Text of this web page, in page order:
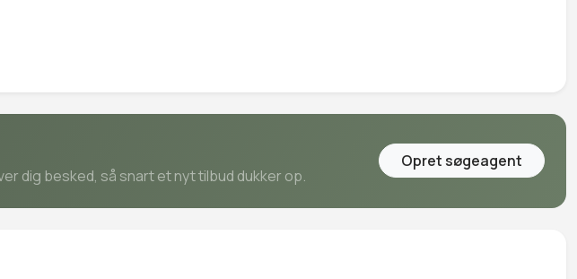
dig besked, så snart et nyt tilbud dukker op.
Opret søgeagent